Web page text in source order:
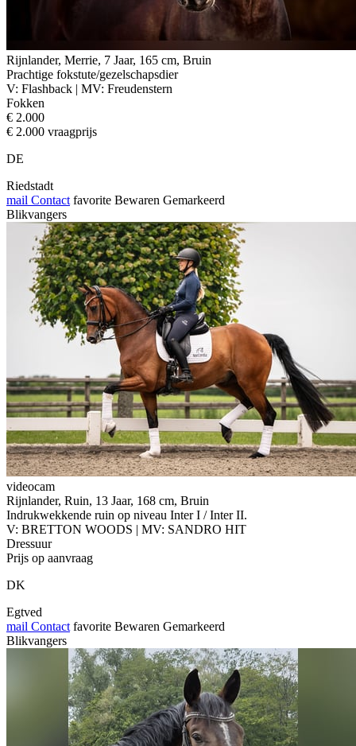
Rijnlander, Merrie, 7 Jaar, 165 cm, Bruin
Prachtige fokstute/gezelschapsdier
V: Flashback | MV: Freudenstern
Fokken
€ 2.000
€ 2.000 vraagprijs
DE
Riedstadt
mail Contact favorite Bewaren Gemarkeerd
Blikvangers
videocam
Rijnlander, Ruin, 13 Jaar, 168 cm, Bruin
Indrukwekkende ruin op niveau Inter I / Inter II.
V: BRETTON WOODS | MV: SANDRO HIT
Dressuur
Prijs op aanvraag
DK
Egtved
mail Contact favorite Bewaren Gemarkeerd
Blikvangers